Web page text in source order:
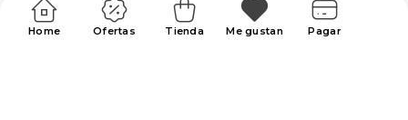
Home Ofertas Tienda Me gustan Pagar